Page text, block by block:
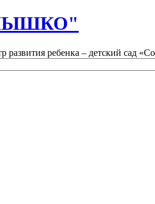
ребенка – детский сад